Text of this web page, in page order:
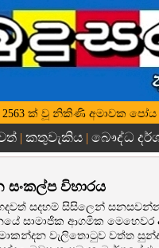
2563 ක් වූ නිකිණි අමාවක පෝය
| කතුවැකිය| බෞද්ධ
සංකල්ප විහාරය
සදහම් සිසිලෙන්
සාමාජික ආගමික
වැලිතොටුව වත්ත